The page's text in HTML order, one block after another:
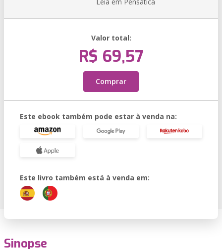
Valor total:
R$ 69,57
Comprar
Este ebook também pode estar à venda na:
Este livro também está à venda em:
Sinopse